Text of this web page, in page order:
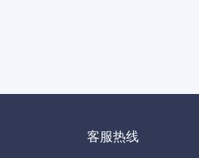
客服热线